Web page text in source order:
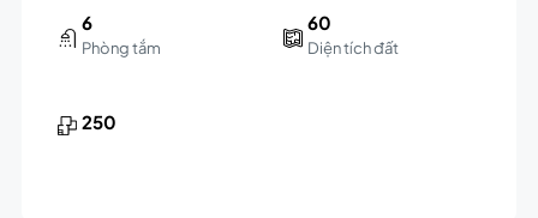
6
Phòng tắm
60
Diện tích đất
250